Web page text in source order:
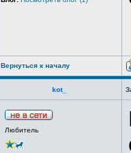
Вернуться к началу
kot_
Любитель